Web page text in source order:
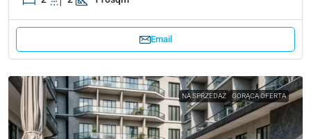
Email
NA SPRZEDAŻ GORĄCA OFERTA